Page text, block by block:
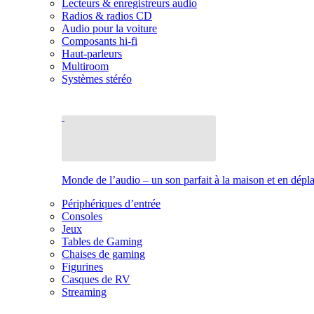
Lecteurs & enregistreurs audio
Radios & radios CD
Audio pour la voiture
Composants hi-fi
Haut-parleurs
Multiroom
Systèmes stéréo
Monde de l’audio – un son parfait à la maison et en
Périphériques d’entrée
Consoles
Jeux
Tables de Gaming
Chaises de gaming
Figurines
Casques de RV
Streaming